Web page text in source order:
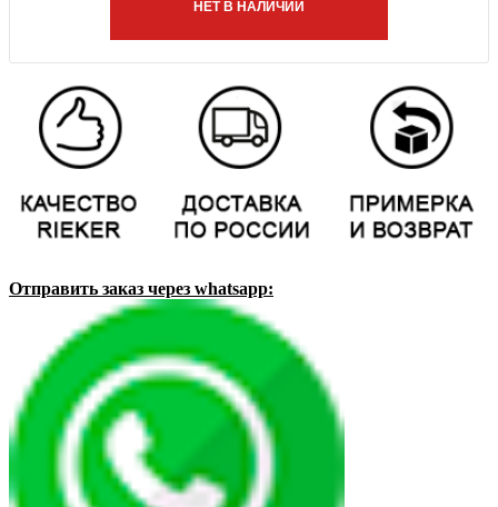
НЕТ В НАЛИЧИИ
Отправить заказ через whatsapp: